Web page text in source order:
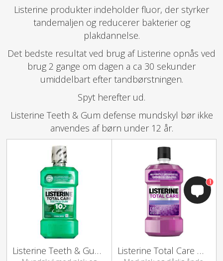
Listerine produkter indeholder fluor, der styrker
tandemaljen og reducerer bakterier og
plakdannelse.
Det bedste resultat ved brug af Listerine opnås ved
brug 2 gange om dagen a ca 30 sekunder
umiddelbart efter tandbørstningen.
Spyt herefter ud.
Listerine Teeth & Gum defense mundskyl bør ikke
anvendes af børn under 12 år.
Listerine Teeth & Gum defense Listerine Total Care mundskyl
1